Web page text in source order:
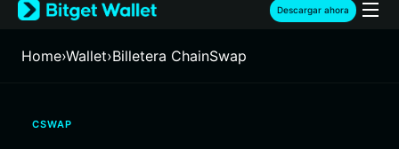
Türkçe
Français
繁體中文
Descargar ahora
Home›Wallet›Billetera ChainSwap
CSWAP